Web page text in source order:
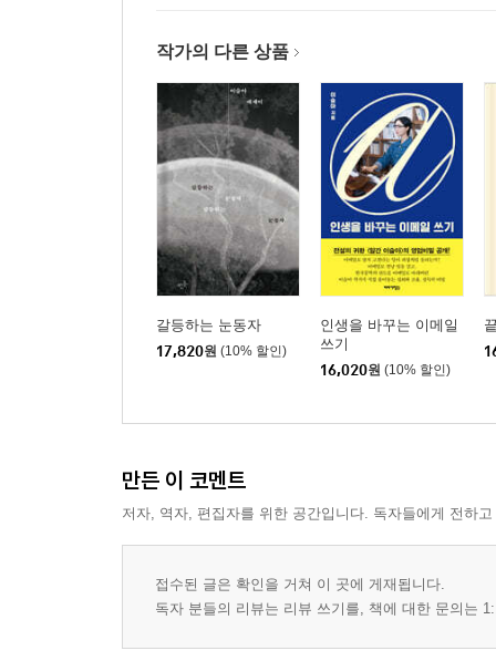
작가의 다른 상품
갈등하는 눈동자
17,820원 (10% 할인)
인생을 바꾸는 이메일
쓰기
16,020원 (10% 할인)
만든 이 코멘트
저자, 역자, 편집자를 위한 공간입니다. 독자들에게 전하
접수된 글은 확인을 거쳐 이 곳에 게재됩니다.
독자 분들의 리뷰는 리뷰 쓰기를, 책에 대한 문의는